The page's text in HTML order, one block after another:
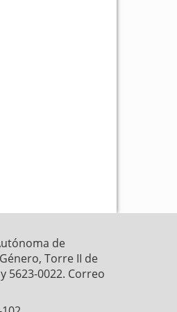
de
Torre II de
5623-0022. Correo